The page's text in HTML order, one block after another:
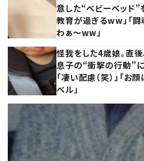
意した“ベビーベッド”
教育が過ぎるww」「闘
わぁ～ww」
怪我をした4歳娘。直
息子の“衝撃の行動”
「凄い配慮（笑）」「お
ベル」